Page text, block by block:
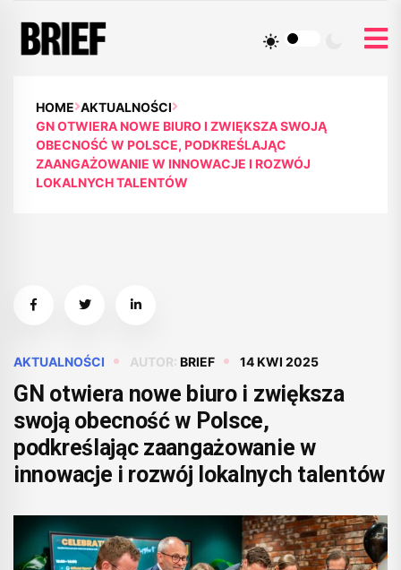
HOME AKTUALNOŚCI
GN OTWIERA NOWE BIURO I ZWIĘKSZA SWOJĄ
OBECNOŚĆ W POLSCE, PODKREŚLAJĄC
ZAANGAŻOWANIE W INNOWACJE I ROZWÓJ
LOKALNYCH TALENTÓW
AKTUALNOŚCI AUTOR: BRIEF 14 KWI 2025
GN otwiera nowe biuro i zwiększa
swoją obecność w Polsce,
podkreślając zaangażowanie w
innowacje i rozwój lokalnych talentów